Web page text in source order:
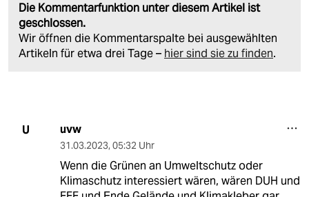
Die Kommentarfunktion unter diesem Artikel ist
geschlossen.
Wir öffnen die Kommentarspalte bei ausgewählten
Artikeln für etwa drei Tage – hier sind sie zu finden.
U uvw
31.03.2023, 05:32 Uhr
Wenn die Grünen an Umweltschutz oder
Klimaschutz interessiert wären, wären DUH und